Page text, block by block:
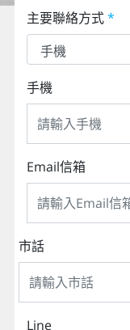
主要聯絡方式*
手機
Email信箱
市話
Line